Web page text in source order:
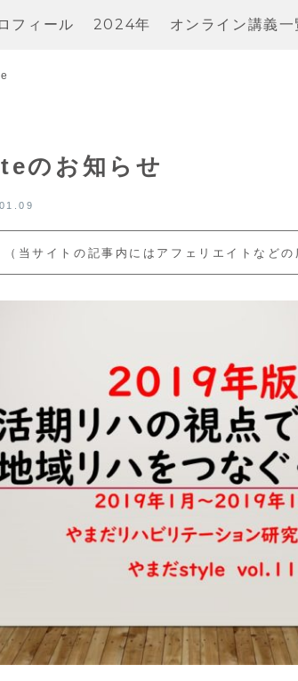
フィール 2024年 オンライン講義一
のお知らせ
（当サイトの記事内にはアフェリエイトなど